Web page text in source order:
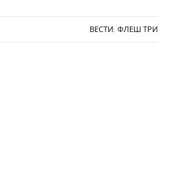
ВЕСТИ ФЛЕШ ТРИ